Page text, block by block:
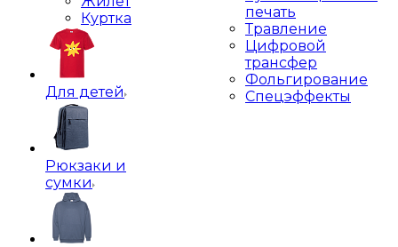
Куртка
Для детей
Рюкзаки и
сумки
печать
Травление
Цифровой
трансфер
Фольгирование
Спецэффекты